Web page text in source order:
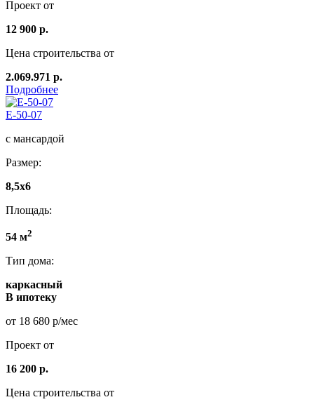
Проект от
12 900 р.
Цена строительства от
2.069.971 р.
Подробнее
E-50-07
с мансардой
Размер:
8,5x6
Площадь:
54 м2
Тип дома:
каркасный
В ипотеку
от 18 680 р/мес
Проект от
16 200 р.
Цена строительства от